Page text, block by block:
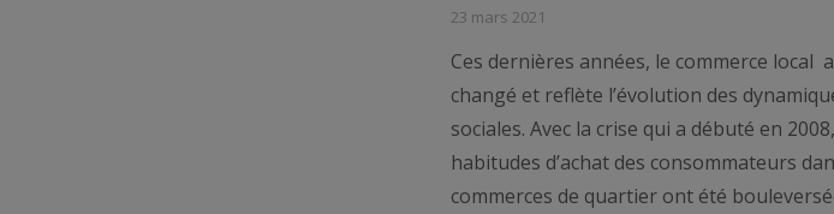
23 mars 2021
Ces dernières années, le commerce local
changé et reflète l’évolution des
sociales. Avec la crise qui a débuté en
habitudes d’achat des consommateurs
commerces de quartier ont été